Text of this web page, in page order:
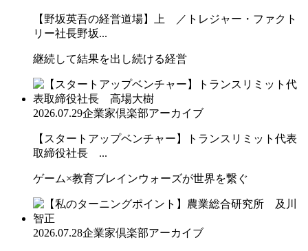
【野坂英吾の経営道場】上 ／トレジャー・ファクト
リー社長野坂...
継続して結果を出し続ける経営
2026.07.29企業家倶楽部アーカイブ
【スタートアップベンチャー】トランスリミット代表
取締役社長 ...
ゲーム×教育ブレインウォーズが世界を繋ぐ
2026.07.28企業家倶楽部アーカイブ